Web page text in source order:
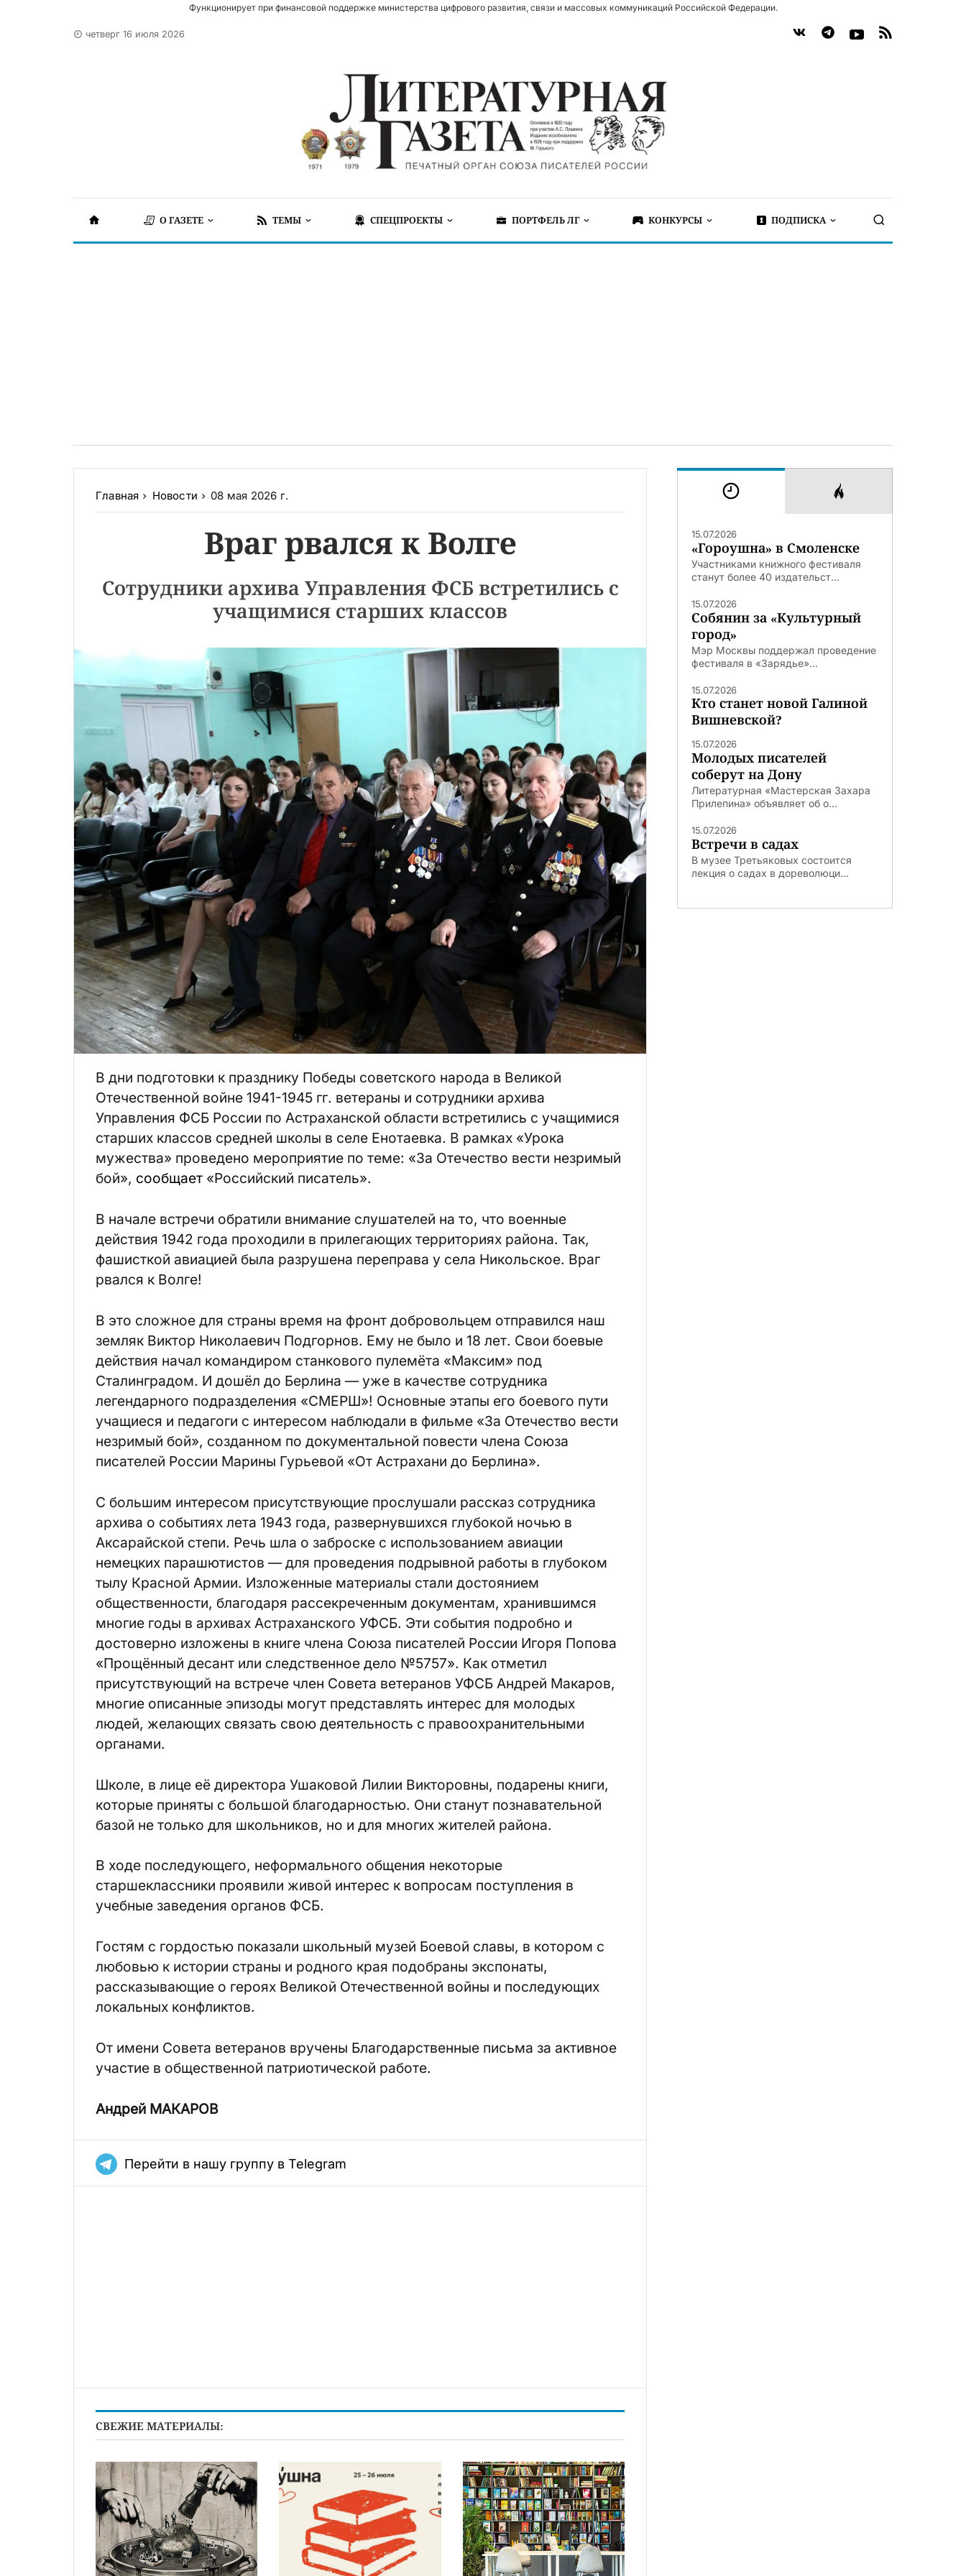
Функционирует при финансовой поддержке министерства цифрового развития, связи и массовых коммуникаций Российской Федерации.
четверг 16 июля 2026
О ГАЗЕТЕ ТЕМЫ СПЕЦПРОЕКТЫ ПОРТФЕЛЬ ЛГ КОНКУРСЫ ПОДПИСКА
Главная Новости 08 мая 2026 г.
Враг рвался к Волге
Сотрудники архива Управления ФСБ встретились с
учащимися старших классов
В дни подготовки к празднику Победы советского народа в Великой
Отечественной войне 1941-1945 гг. ветераны и сотрудники архива
Управления ФСБ России по Астраханской области встретились с учащимися
старших классов средней школы в селе Енотаевка. В рамках «Урока
мужества» проведено мероприятие по теме: «За Отечество вести незримый
бой», сообщает «Российский писатель».
В начале встречи обратили внимание слушателей на то, что военные
действия 1942 года проходили в прилегающих территориях района. Так,
фашисткой авиацией была разрушена переправа у села Никольское. Враг
рвался к Волге!
В это сложное для страны время на фронт добровольцем отправился наш
земляк Виктор Николаевич Подгорнов. Ему не было и 18 лет. Свои боевые
действия начал командиром станкового пулемёта «Максим» под
Сталинградом. И дошёл до Берлина — уже в качестве сотрудника
легендарного подразделения «СМЕРШ»! Основные этапы его боевого пути
учащиеся и педагоги с интересом наблюдали в фильме «За Отечество вести
незримый бой», созданном по документальной повести члена Союза
писателей России Марины Гурьевой «От Астрахани до Берлина».
С большим интересом присутствующие прослушали рассказ сотрудника
архива о событиях лета 1943 года, развернувшихся глубокой ночью в
Аксарайской степи. Речь шла о заброске с использованием авиации
немецких парашютистов — для проведения подрывной работы в глубоком
тылу Красной Армии. Изложенные материалы стали достоянием
общественности, благодаря рассекреченным документам, хранившимся
многие годы в архивах Астраханского УФСБ. Эти события подробно и
достоверно изложены в книге члена Союза писателей России Игоря Попова
«Прощённый десант или следственное дело №5757». Как отметил
присутствующий на встрече член Совета ветеранов УФСБ Андрей Макаров,
многие описанные эпизоды могут представлять интерес для молодых
людей, желающих связать свою деятельность с правоохранительными
органами.
Школе, в лице её директора Ушаковой Лилии Викторовны, подарены книги,
которые приняты с большой благодарностью. Они станут познавательной
базой не только для школьников, но и для многих жителей района.
В ходе последующего, неформального общения некоторые
старшеклассники проявили живой интерес к вопросам поступления в
учебные заведения органов ФСБ.
Гостям с гордостью показали школьный музей Боевой славы, в котором с
любовью к истории страны и родного края подобраны экспонаты,
рассказывающие о героях Великой Отечественной войны и последующих
локальных конфликтов.
От имени Совета ветеранов вручены Благодарственные письма за активное
участие в общественной патриотической работе.
Андрей МАКАРОВ
Перейти в нашу группу в Telegram
СВЕЖИЕ МАТЕРИАЛЫ:
15.07.2026
«Гороушна» в Смоленске
Участниками книжного фестиваля
станут более 40 издательст...
15.07.2026
Собянин за «Культурный
город»
Мэр Москвы поддержал проведение
фестиваля в «Зарядье»...
15.07.2026
Кто станет новой Галиной
Вишневской?
15.07.2026
Молодых писателей
соберут на Дону
Литературная «Мастерская Захара
Прилепина» объявляет об о...
15.07.2026
Встречи в садах
В музее Третьяковых состоится
лекция о садах в дореволюци...